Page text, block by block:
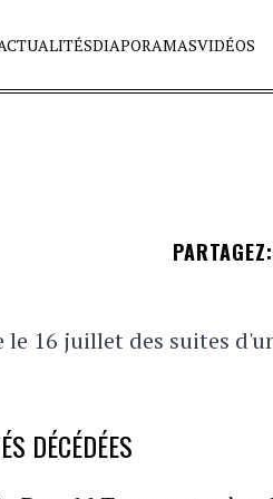
DIAPORAMASVIDÉOS
PARTAGEZ:
le 16 juillet des suites
DÉCÉDÉES